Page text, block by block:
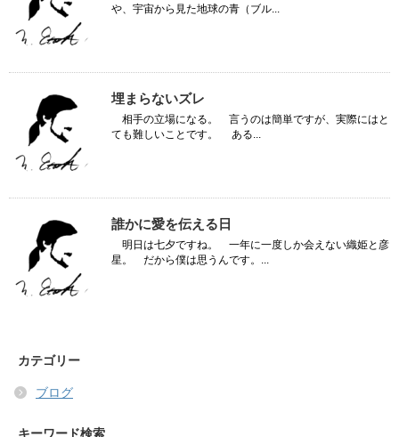
や、宇宙から見た地球の青（ブル...
埋まらないズレ
相手の立場になる。 言うのは簡単ですが、実際にはと
ても難しいことです。 ある...
誰かに愛を伝える日
明日は七夕ですね。 一年に一度しか会えない織姫と彦
星。 だから僕は思うんです。...
カテゴリー
ブログ
キーワード検索